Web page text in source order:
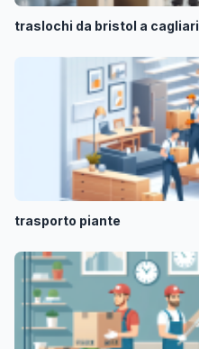
traslochi da bristol a cagliari
trasporto piante